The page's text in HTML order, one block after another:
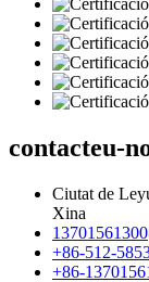
contacteu-
Ciutat de
Xina
+86-512-
+86-